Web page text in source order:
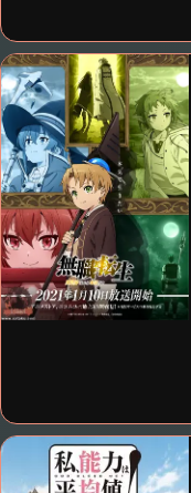
Hubot Marie-
Sylvie
فرنسي
Viotti Luísa
برتغالي
Bellphoenix Lizer